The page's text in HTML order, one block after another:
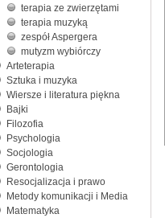
terapia ze zwierzętami
terapia muzyką
zespół Aspergera
mutyzm wybiórczy
Arteterapia
Sztuka i muzyka
Wiersze i literatura piękna
Bajki
Filozofia
Psychologia
Socjologia
Gerontologia
Resocjalizacja i prawo
Metody komunikacji i Media
Matematyka